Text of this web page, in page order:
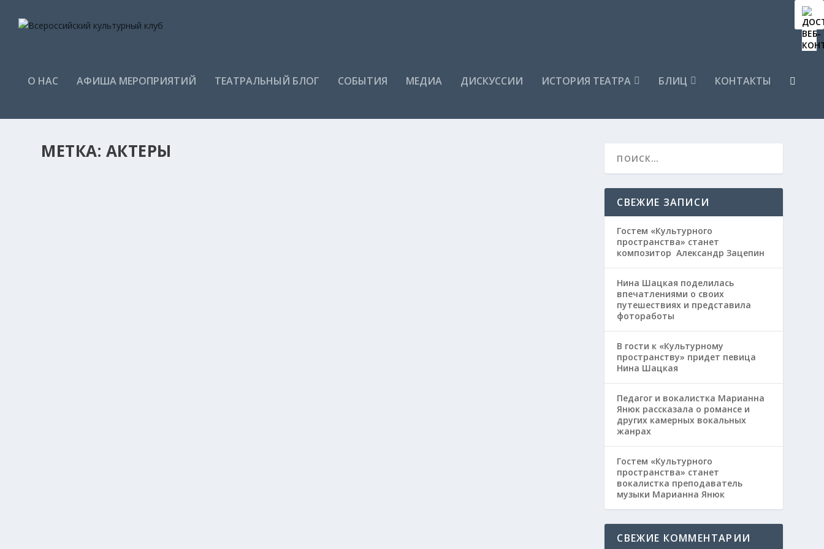
О НАС АФИША МЕРОПРИЯТИЙ ТЕАТРАЛЬНЫЙ БЛОГ СОБЫТИЯ МЕДИА ДИСКУССИИ ИСТОРИЯ ТЕАТРА БЛИЦ КОНТАКТЫ
МЕТКА: АКТЕРЫ
СВЕЖИЕ ЗАПИСИ
Гостем «Культурного
пространства» станет
композитор Александр Зацепин
Нина Шацкая поделилась
впечатлениями о своих
путешествиях и представила
фотоработы
В гости к «Культурному
пространству» придет певица
Нина Шацкая
Педагог и вокалистка Марианна
Янюк рассказала о романсе и
других камерных вокальных
жанрах
Гостем «Культурного
пространства» станет
вокалистка преподаватель
музыки Марианна Янюк
СВЕЖИЕ КОММЕНТАРИИ